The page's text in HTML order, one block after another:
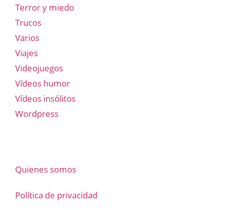
Terror y miedo
Trucos
Varios
Viajes
Videojuegos
Vídeos humor
Vídeos insólitos
Wordpress
Quienes somos
Política de privacidad